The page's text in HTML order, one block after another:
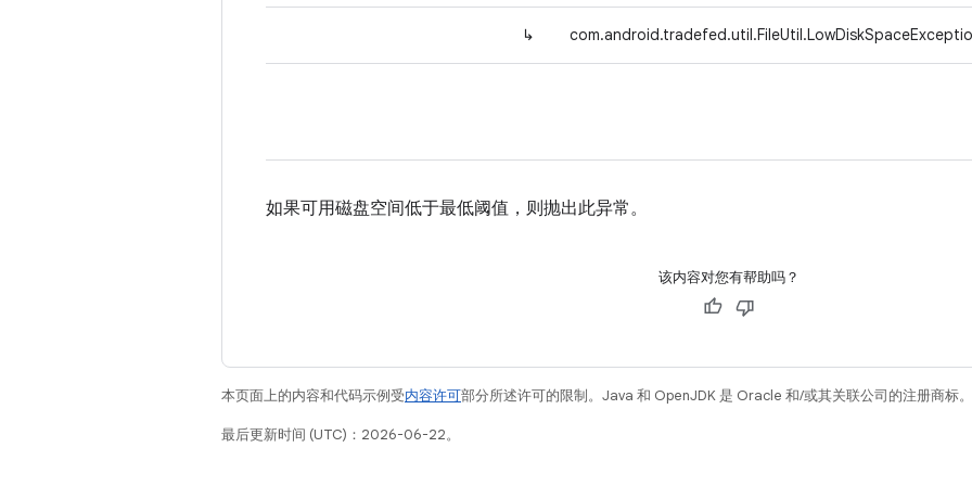
↳
如果可用磁盘空间低于最低阈值，则抛出此异常。
该内容对您有帮助吗？
本页面上的内容和代码示例受内容许可部分所述许可的限制。Java 和 OpenJDK 是 Oracle 和/或其关联公司的注册商标。
最后更新时间 (UTC)：2026-06-22。